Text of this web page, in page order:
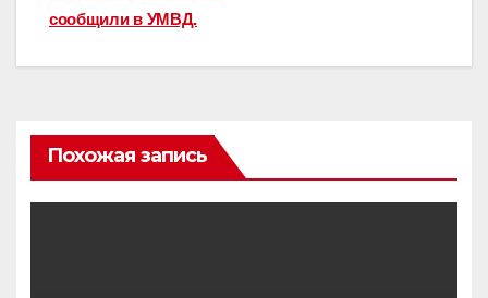
сообщили в УМВД.
Похожая запись